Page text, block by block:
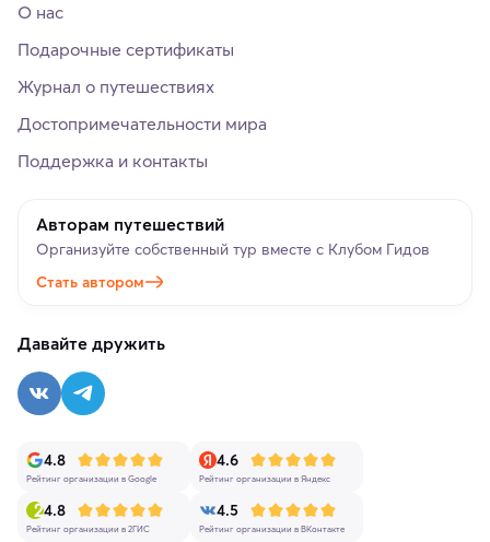
О нас
Подарочные сертификаты
Журнал о путешествиях
Достопримечательности мира
Поддержка и контакты
Авторам путешествий
Организуйте собственный тур вместе с Клубом Гидов
Стать автором
Давайте дружить
4.8
Рейтинг организации в Google
4.6
Рейтинг организации в Яндекс
4.8
Рейтинг организации в 2ГИС
4.5
Рейтинг организации в ВКонтакте